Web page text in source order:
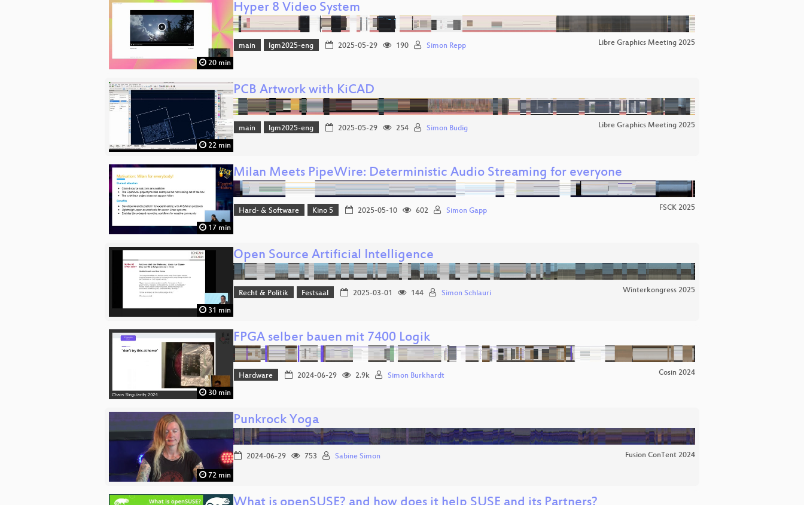
20 min
Hyper 8 Video System
main lgm2025-eng 2025-05-29 190 Simon Repp Libre Graphics Meeting 2025
22 min
PCB Artwork with KiCAD
main lgm2025-eng 2025-05-29 254 Simon Budig Libre Graphics Meeting 2025
17 min
Milan Meets PipeWire: Deterministic Audio Streaming for everyone
Hard- & Software Kino 5 2025-05-10 602 Simon Gapp FSCK 2025
31 min
Open Source Artificial Intelligence
Recht & Politik Festsaal 2025-03-01 144 Simon Schlauri Winterkongress 2025
30 min
FPGA selber bauen mit 7400 Logik
Hardware 2024-06-29 2.9k Simon Burkhardt Cosin 2024
72 min
Punkrock Yoga
2024-06-29 753 Sabine Simon Fusion ConTent 2024